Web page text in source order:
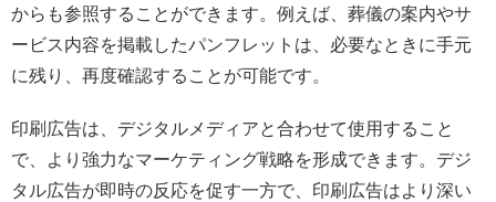
からも参照することができます。例えば、葬儀の案内やサ
ービス内容を掲載したパンフレットは、必要なときに手元
に残り、再度確認することが可能です。
印刷広告は、デジタルメディアと合わせて使用すること
で、より強力なマーケティング戦略を形成できます。デジ
タル広告が即時の反応を促す一方で、印刷広告はより深い